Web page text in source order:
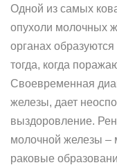
Одной из самых
опухоли молочных
органах
тогда, когда
Своевременная
железы, дает
выздоровление.
молочной железы –
раковые